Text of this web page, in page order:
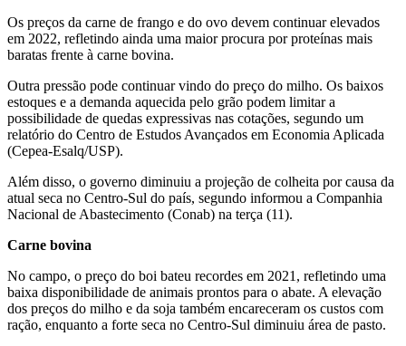
Os preços da carne de frango e do ovo devem continuar elevados
em 2022, refletindo ainda uma maior procura por proteínas mais
baratas frente à carne bovina.
Outra pressão pode continuar vindo do preço do milho. Os baixos
estoques e a demanda aquecida pelo grão podem limitar a
possibilidade de quedas expressivas nas cotações, segundo um
relatório do Centro de Estudos Avançados em Economia Aplicada
(Cepea-Esalq/USP).
Além disso, o governo diminuiu a projeção de colheita por causa da
atual seca no Centro-Sul do país, segundo informou a Companhia
Nacional de Abastecimento (Conab) na terça (11).
Carne bovina
No campo, o preço do boi bateu recordes em 2021, refletindo uma
baixa disponibilidade de animais prontos para o abate. A elevação
dos preços do milho e da soja também encareceram os custos com
ração, enquanto a forte seca no Centro-Sul diminuiu área de pasto.